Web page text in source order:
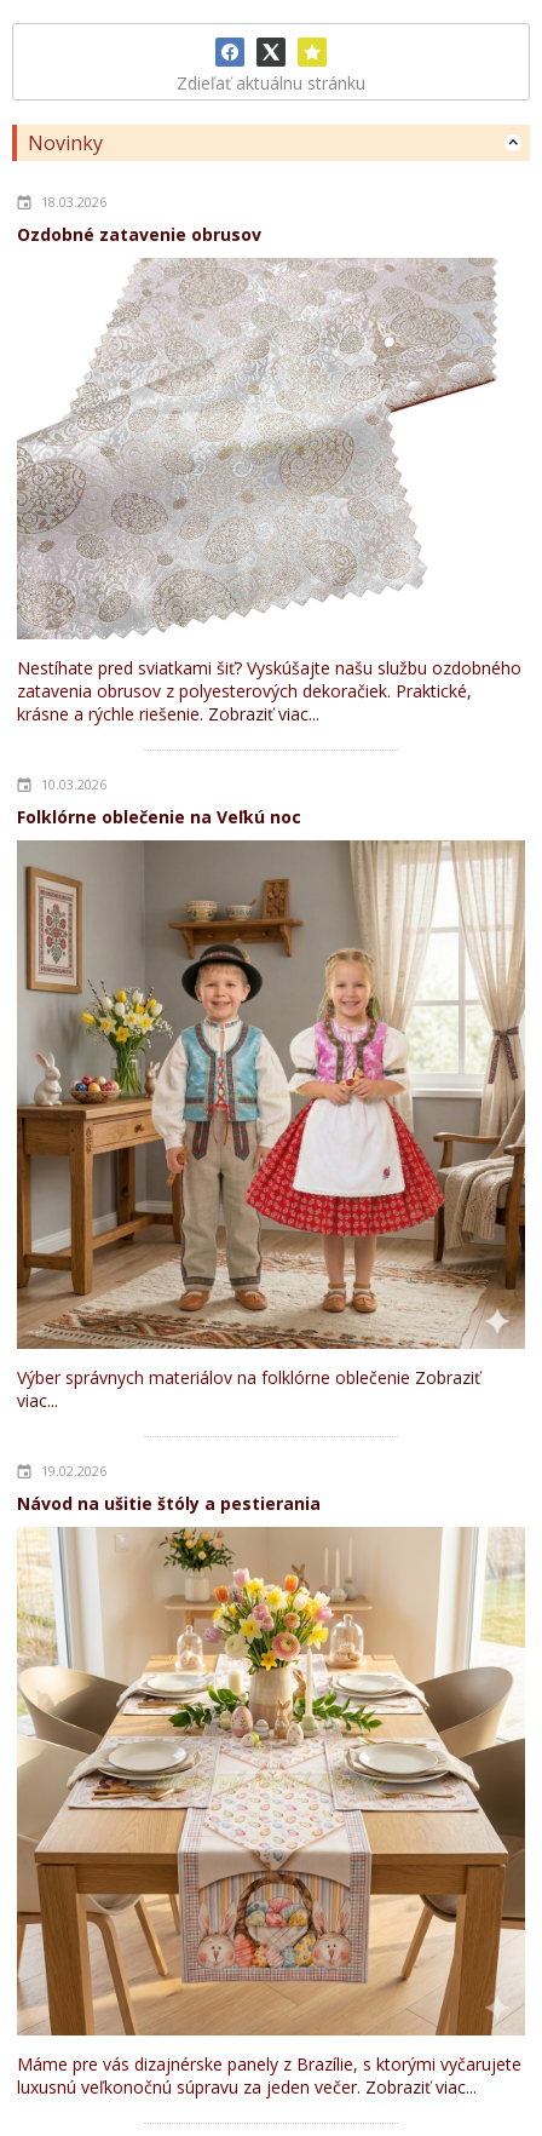
Zdieľať aktuálnu stránku
Novinky
18.03.2026
Ozdobné zatavenie obrusov
Nestíhate pred sviatkami šiť? Vyskúšajte našu službu ozdobného
zatavenia obrusov z polyesterových dekoračiek. Praktické,
krásne a rýchle riešenie. Zobraziť viac...
10.03.2026
Folklórne oblečenie na Veľkú noc
Výber správnych materiálov na folklórne oblečenie Zobraziť
viac...
19.02.2026
Návod na ušitie štóly a pestierania
Máme pre vás dizajnérske panely z Brazílie, s ktorými vyčarujete
luxusnú veľkonočnú súpravu za jeden večer. Zobraziť viac...